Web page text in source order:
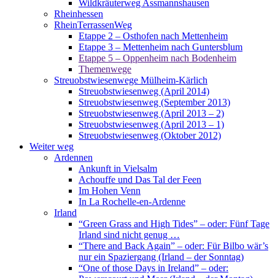
Wildkräuterweg Assmannshausen
Rheinhessen
RheinTerrassenWeg
Etappe 2 – Osthofen nach Mettenheim
Etappe 3 – Mettenheim nach Guntersblum
Etappe 5 – Oppenheim nach Bodenheim
Themenwege
Streuobstwiesenwege Mülheim-Kärlich
Streuobstwiesenweg (April 2014)
Streuobstwiesenweg (September 2013)
Streuobstwiesenweg (April 2013 – 2)
Streuobstwiesenweg (April 2013 – 1)
Streuobstwiesenweg (Oktober 2012)
Weiter weg
Ardennen
Ankunft in Vielsalm
Achouffe und Das Tal der Feen
Im Hohen Venn
In La Rochelle-en-Ardenne
Irland
“Green Grass and High Tides” – oder: Fünf Tage
Irland sind nicht genug …
“There and Back Again” – oder: Für Bilbo wär’s
nur ein Spaziergang (Irland – der Sonntag)
“One of those Days in Ireland” – oder: